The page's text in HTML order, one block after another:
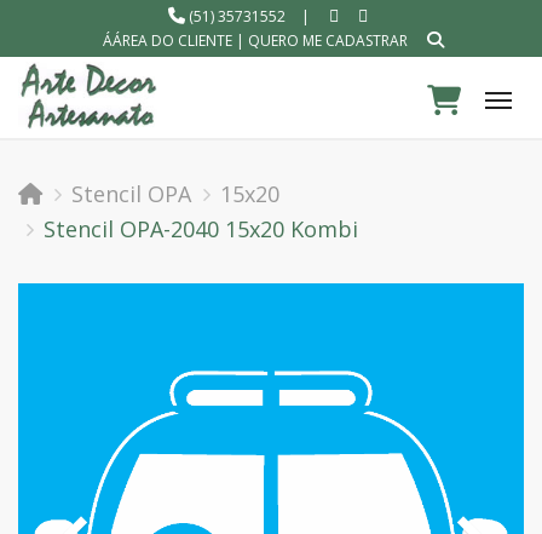
(51) 35731552
|
ÁÁREA DO CLIENTE| QUERO ME CADASTRAR
Stencil OPA
15x20
Stencil OPA-2040 15x20 Kombi